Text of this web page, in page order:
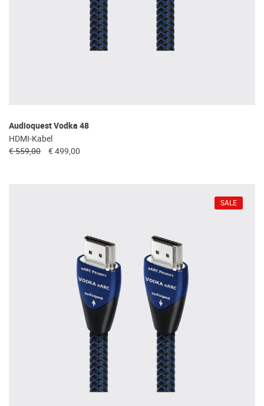
Audioquest Vodka 48
HDMI-Kabel
€ 559,00
€ 499,00
SALE